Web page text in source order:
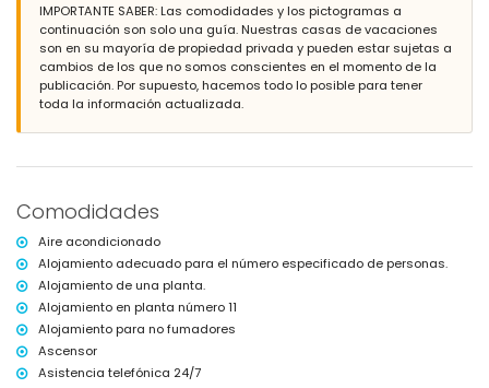
transporte público cercano: bus a menos de 50 metros
no se permite fumar
no se permiten mascotas
El edificio donde se encuentra el alojamiento tiene ascensor.
El alojamiento es muy adecuado para familias con niños.
apartamento
internet (fibra óptica)
sábanas y toallas
servicio de emergencias 24 horas
Servicios e instalaciones con costo adicional
calefacción central
cama/cuna para niños (bajo demanda)
Entretenimiento y actividades de ocio para sus vacaciones en
Calpe, Costa Blanca
parque temático (Terra Mítica), zoológico (Terra Natura y Mundomar)
IMPORTANTE SABER: Las comodidades y los pictogramas a
continuación son solo una guía. Nuestras casas de vacaciones
son en su mayoría de propiedad privada y pueden estar sujetas a
cambios de los que no somos conscientes en el momento de la
publicación. Por supuesto, hacemos todo lo posible para tener
toda la información actualizada.
Comodidades
Aire acondicionado
Alojamiento adecuado para el número especificado de personas.
Alojamiento de una planta.
Alojamiento en planta número 11
Alojamiento para no fumadores
Ascensor
Asistencia telefónica 24/7